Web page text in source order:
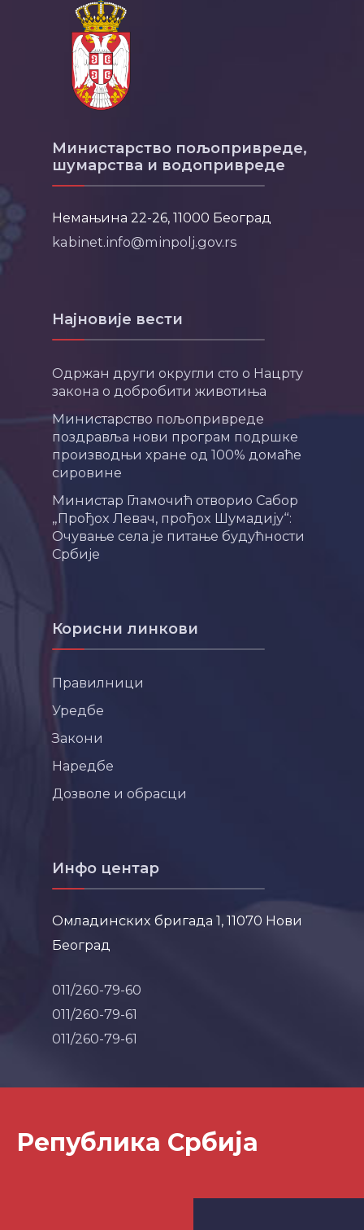
Министарство пољопривреде,
шумарства и водопривреде
Немањина 22-26, 11000 Београд
kabinet.info@minpolj.gov.rs
Најновије вести
Одржан други округли сто о Нацрту
закона о добробити животиња
Министарство пољопривреде
поздравља нови програм подршке
производњи хране од 100% домаће
сировине
Министар Гламочић отворио Сабор
„Прођох Левач, прођох Шумадију“:
Очување села је питање будућности
Србије
Корисни линкови
Правилници
Уредбе
Закони
Наредбе
Дозволе и обрасци
Инфо центар
Омладинских бригада 1, 11070 Нови
Београд
011/260-79-60
011/260-79-61
011/260-79-61
Република Србија